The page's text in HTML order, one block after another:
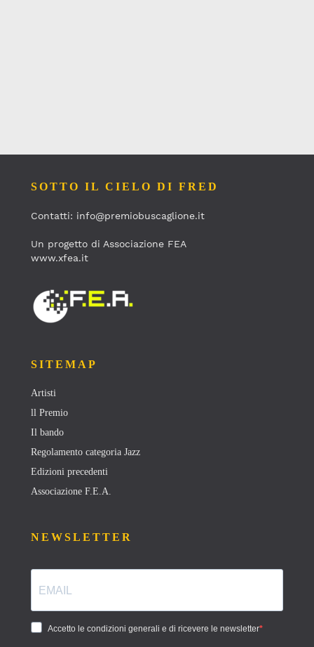
SOTTO IL CIELO DI FRED
Contatti: info@premiobuscaglione.it
Un progetto di Associazione FEA
www.xfea.it
SITEMAP
Artisti
ll Premio
Il bando
Regolamento categoria Jazz
Edizioni precedenti
Associazione F.E.A.
NEWSLETTER
Accetto le condizioni generali e di ricevere le newsletter